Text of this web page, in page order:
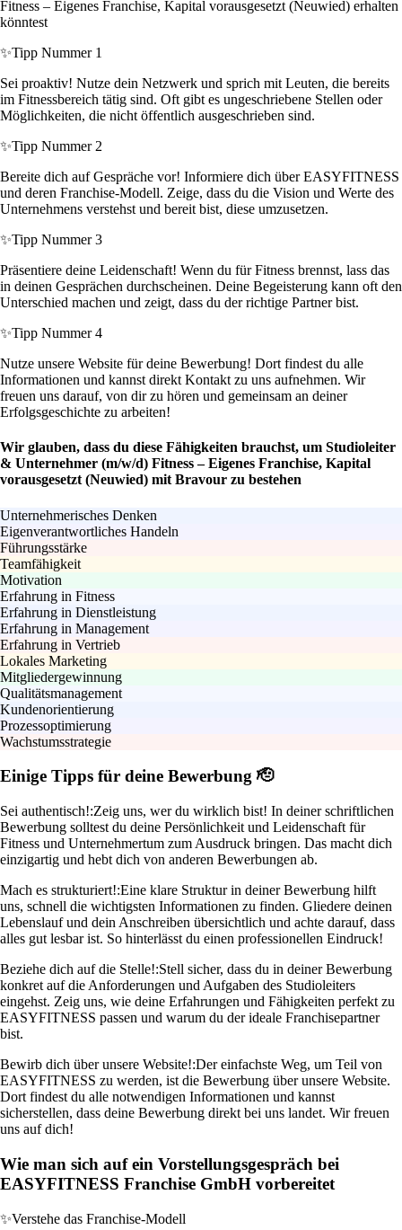
Fitness – Eigenes Franchise, Kapital vorausgesetzt (Neuwied) erhalten
könntest
✨Tipp Nummer 1
Sei proaktiv! Nutze dein Netzwerk und sprich mit Leuten, die bereits
im Fitnessbereich tätig sind. Oft gibt es ungeschriebene Stellen oder
Möglichkeiten, die nicht öffentlich ausgeschrieben sind.
✨Tipp Nummer 2
Bereite dich auf Gespräche vor! Informiere dich über EASYFITNESS
und deren Franchise-Modell. Zeige, dass du die Vision und Werte des
Unternehmens verstehst und bereit bist, diese umzusetzen.
✨Tipp Nummer 3
Präsentiere deine Leidenschaft! Wenn du für Fitness brennst, lass das
in deinen Gesprächen durchscheinen. Deine Begeisterung kann oft den
Unterschied machen und zeigt, dass du der richtige Partner bist.
✨Tipp Nummer 4
Nutze unsere Website für deine Bewerbung! Dort findest du alle
Informationen und kannst direkt Kontakt zu uns aufnehmen. Wir
freuen uns darauf, von dir zu hören und gemeinsam an deiner
Erfolgsgeschichte zu arbeiten!
Wir glauben, dass du diese Fähigkeiten brauchst, um Studioleiter
& Unternehmer (m/w/d) Fitness – Eigenes Franchise, Kapital
vorausgesetzt (Neuwied) mit Bravour zu bestehen
Unternehmerisches Denken
Eigenverantwortliches Handeln
Führungsstärke
Teamfähigkeit
Motivation
Erfahrung in Fitness
Erfahrung in Dienstleistung
Erfahrung in Management
Erfahrung in Vertrieb
Lokales Marketing
Mitgliedergewinnung
Qualitätsmanagement
Kundenorientierung
Prozessoptimierung
Wachstumsstrategie
Einige Tipps für deine Bewerbung 🫡
Sei authentisch!:Zeig uns, wer du wirklich bist! In deiner schriftlichen
Bewerbung solltest du deine Persönlichkeit und Leidenschaft für
Fitness und Unternehmertum zum Ausdruck bringen. Das macht dich
einzigartig und hebt dich von anderen Bewerbungen ab.
Mach es strukturiert!:Eine klare Struktur in deiner Bewerbung hilft
uns, schnell die wichtigsten Informationen zu finden. Gliedere deinen
Lebenslauf und dein Anschreiben übersichtlich und achte darauf, dass
alles gut lesbar ist. So hinterlässt du einen professionellen Eindruck!
Beziehe dich auf die Stelle!:Stell sicher, dass du in deiner Bewerbung
konkret auf die Anforderungen und Aufgaben des Studioleiters
eingehst. Zeig uns, wie deine Erfahrungen und Fähigkeiten perfekt zu
EASYFITNESS passen und warum du der ideale Franchisepartner
bist.
Bewirb dich über unsere Website!:Der einfachste Weg, um Teil von
EASYFITNESS zu werden, ist die Bewerbung über unsere Website.
Dort findest du alle notwendigen Informationen und kannst
sicherstellen, dass deine Bewerbung direkt bei uns landet. Wir freuen
uns auf dich!
Wie man sich auf ein Vorstellungsgespräch bei
EASYFITNESS Franchise GmbH vorbereitet
✨Verstehe das Franchise-Modell